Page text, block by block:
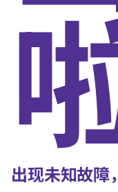
出现未知故障